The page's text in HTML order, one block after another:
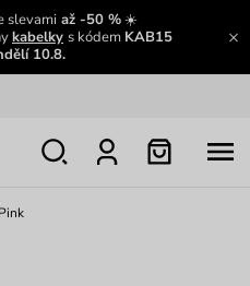
slevamiaž -50 %☀️
kabelky s kódem KAB15
10.8.